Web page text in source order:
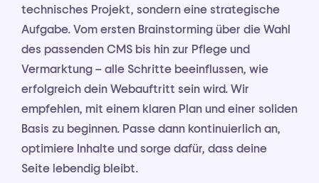
technisches Projekt, sondern eine strategische
Aufgabe. Vom ersten Brainstorming über die Wahl
des passenden CMS bis hin zur Pflege und
Vermarktung – alle Schritte beeinflussen, wie
erfolgreich dein Webauftritt sein wird. Wir
empfehlen, mit einem klaren Plan und einer soliden
Basis zu beginnen. Passe dann kontinuierlich an,
optimiere Inhalte und sorge dafür, dass deine
Seite lebendig bleibt.